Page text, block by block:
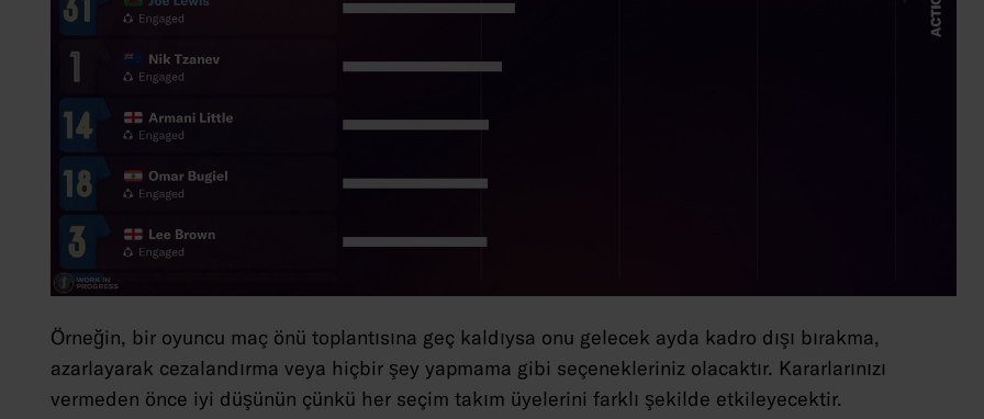
Örneğin, bir oyuncu maç önü toplantısına geç kaldıysa onu gelecek ayda kadro dışı bırakma,
azarlayarak cezalandırma veya hiçbir şey yapmama gibi seçenekleriniz olacaktır. Kararlarınızı
vermeden önce iyi düşünün çünkü her seçim takım üyelerini farklı şekilde etkileyecektir.